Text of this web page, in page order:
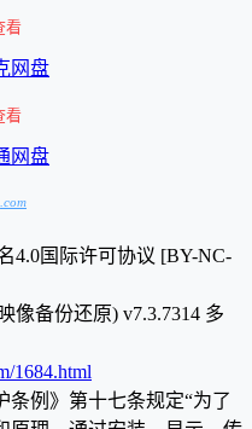
看
网盘
看
网盘
4.0国际许可协议 [BY-NC-
像备份还原) v7.3.7314 多
1684.html
条例》第十七条规定“为了